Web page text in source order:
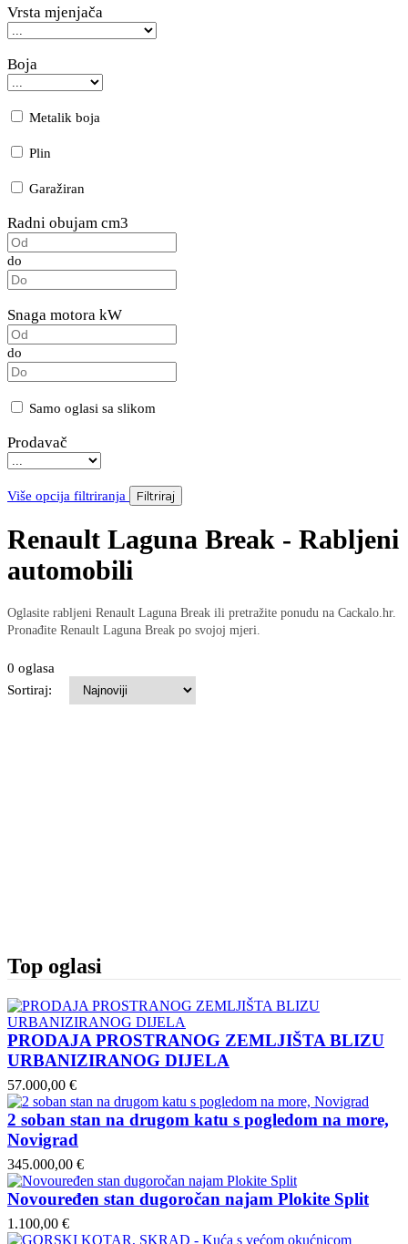
Vrsta mjenjača
Boja
Metalik boja
Plin
Garažiran
Radni obujam cm3
do
Snaga motora kW
do
Samo oglasi sa slikom
Prodavač
Više opcija filtriranja Filtriraj
Renault Laguna Break - Rabljeni
automobili
Oglasite rabljeni Renault Laguna Break ili pretražite ponudu na Cackalo.hr.
Pronađite Renault Laguna Break po svojoj mjeri.
0 oglasa
Sortiraj:
Top oglasi
PRODAJA PROSTRANOG ZEMLJIŠTA BLIZU
URBANIZIRANOG DIJELA
57.000,00 €
2 soban stan na drugom katu s pogledom na more,
Novigrad
345.000,00 €
Novouređen stan dugoročan najam Plokite Split
1.100,00 €